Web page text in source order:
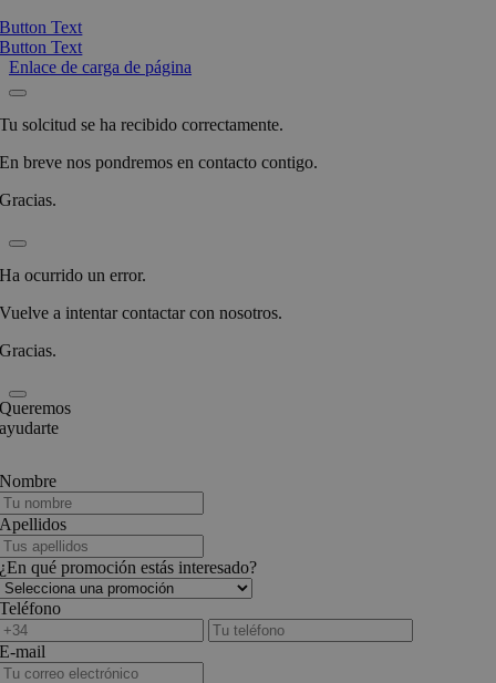
Button Text
Button Text
Enlace de carga de página
Tu solcitud se ha recibido correctamente.
En breve nos pondremos en contacto contigo.
Gracias.
Ha ocurrido un error.
Vuelve a intentar contactar con nosotros.
Gracias.
Queremos
ayudarte
Nombre
Apellidos
¿En qué promoción estás interesado?
Teléfono
E-mail